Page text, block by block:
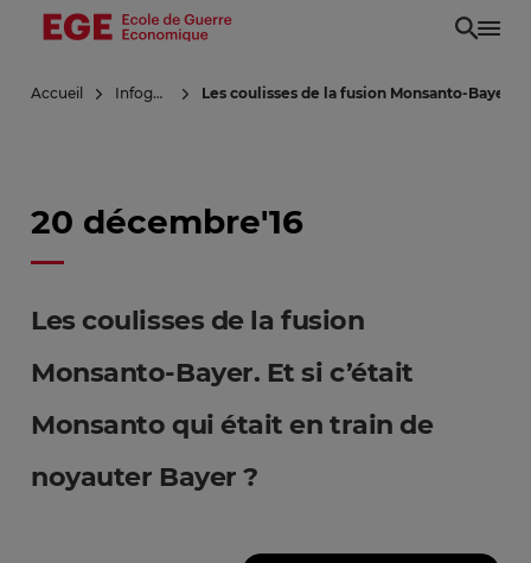
Aller
principal
Accueil Infoguerre Les coulisses de la fusion Monsanto-Bayer.
20 décembre'16
Les coulisses de la fusion
Monsanto-Bayer. Et si c’était
Monsanto qui était en train de
noyauter Bayer ?